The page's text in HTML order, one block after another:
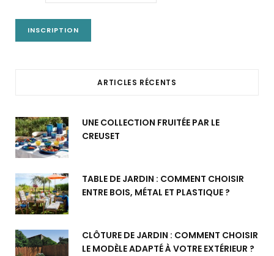
ARTICLES RÉCENTS
UNE COLLECTION FRUITÉE PAR LE
CREUSET
TABLE DE JARDIN : COMMENT CHOISIR
ENTRE BOIS, MÉTAL ET PLASTIQUE ?
CLÔTURE DE JARDIN : COMMENT CHOISIR
LE MODÈLE ADAPTÉ À VOTRE EXTÉRIEUR ?